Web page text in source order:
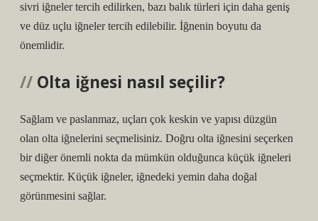
sivri iğneler tercih edilirken, bazı balık türleri için daha geniş
ve düz uçlu iğneler tercih edilebilir. İğnenin boyutu da
önemlidir.
Olta iğnesi nasıl seçilir?
Sağlam ve paslanmaz, uçları çok keskin ve yapısı düzgün
olan olta iğnelerini seçmelisiniz. Doğru olta iğnesini seçerken
bir diğer önemli nokta da mümkün olduğunca küçük iğneleri
seçmektir. Küçük iğneler, iğnedeki yemin daha doğal
görünmesini sağlar.